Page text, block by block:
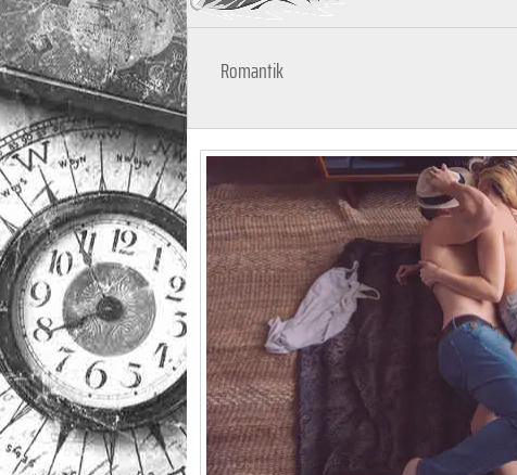
Romantik